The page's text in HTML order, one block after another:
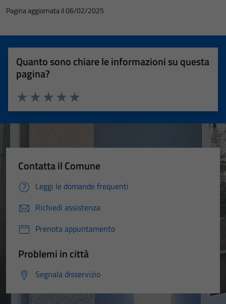
Pagina aggiornata il 06/02/2025
Quanto sono chiare le informazioni su questa
pagina?
Valuta 5 stelle su 5
Valuta 4 stelle su 5
Valuta 3 stelle su 5
Valuta 2 stelle su 5
Valuta 1 stelle su 5
Contatta il Comune
Leggi le domande frequenti
Richiedi assistenza
Prenota appuntamento
Problemi in città
Segnala disservizio